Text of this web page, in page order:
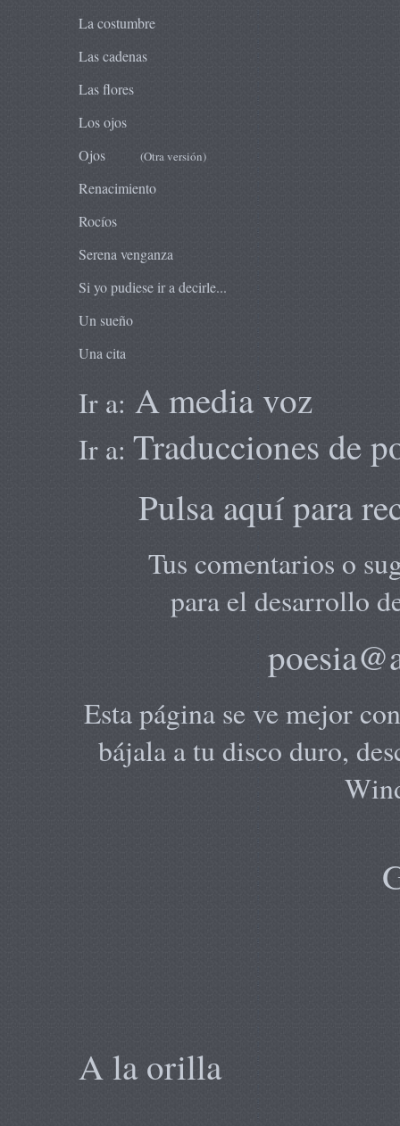
La costumbre
Las cadenas
Las flores
Los ojos
Ojos (Otra versión)
Renacimiento
Rocíos
Serena venganza
Si yo pudiese ir a decirle...
Un sueño
Una cita
Ir a: A media voz
Ir a: Traducciones de
Pulsa aquí para
Tus comentarios o
para el desarrollo
Esta página se ve mejor
bájala a tu disco duro,
A la orilla